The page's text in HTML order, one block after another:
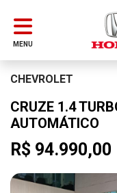
MENU
CHEVROLET
CRUZE 1.4
AUTOMÁTICO
R$ 94.990,00